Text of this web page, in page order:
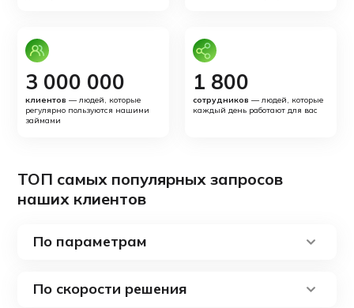
3 000 000
клиентов — людей, которые
регулярно пользуются нашими
займами
1 800
сотрудников — людей, которые
каждый день работают для вас
ТОП самых популярных запросов
наших клиентов
По параметрам
По скорости решения